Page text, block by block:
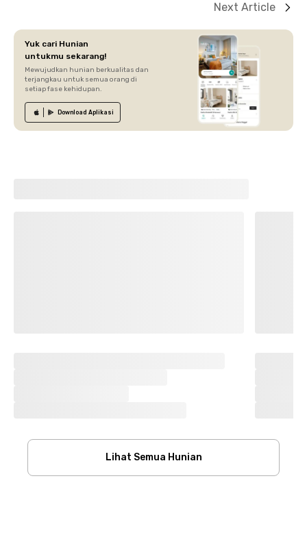
Next Article
Yuk cari Hunian
untukmu sekarang!
Mewujudkan hunian berkualitas dan
terjangkau untuk semua orang di
setiap fase kehidupan.
Download Aplikasi
Lihat Semua Hunian